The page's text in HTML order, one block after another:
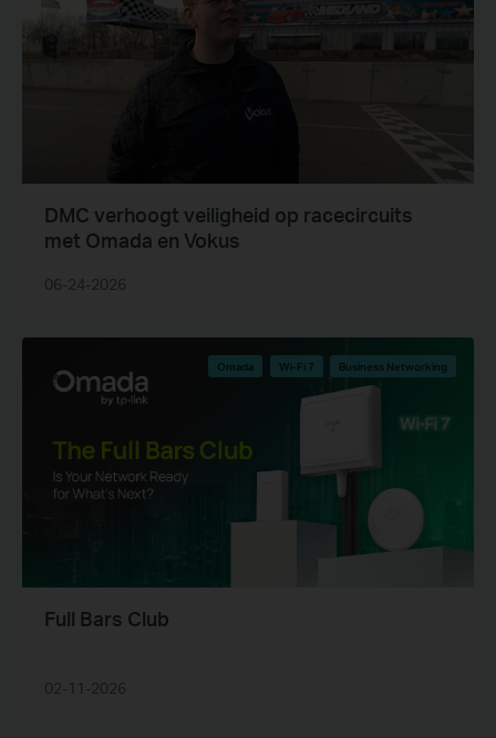
DMC verhoogt veiligheid op racecircuits
met Omada en Vokus
06-24-2026
Omada Wi-Fi 7 Business Networking
Full Bars Club
02-11-2026